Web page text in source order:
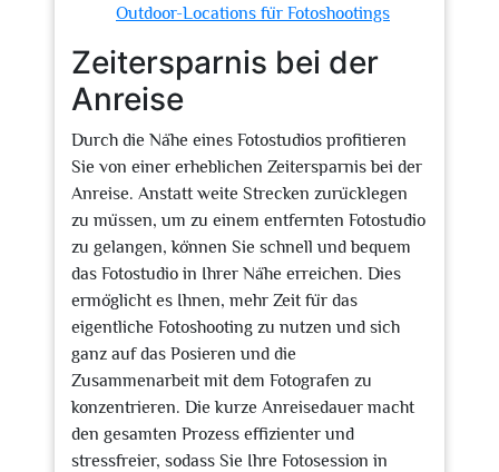
Outdoor-Locations für Fotoshootings
Zeitersparnis bei der
Anreise
Durch die Nähe eines Fotostudios profitieren
Sie von einer erheblichen Zeitersparnis bei der
Anreise. Anstatt weite Strecken zurücklegen
zu müssen, um zu einem entfernten Fotostudio
zu gelangen, können Sie schnell und bequem
das Fotostudio in Ihrer Nähe erreichen. Dies
ermöglicht es Ihnen, mehr Zeit für das
eigentliche Fotoshooting zu nutzen und sich
ganz auf das Posieren und die
Zusammenarbeit mit dem Fotografen zu
konzentrieren. Die kurze Anreisedauer macht
den gesamten Prozess effizienter und
stressfreier, sodass Sie Ihre Fotosession in